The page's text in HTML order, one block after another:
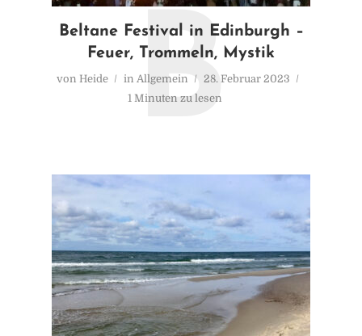
Beltane Festival in Edinburgh –
Feuer, Trommeln, Mystik
von Heide in Allgemein
28. Februar 2023
1 Minuten zu lesen
B